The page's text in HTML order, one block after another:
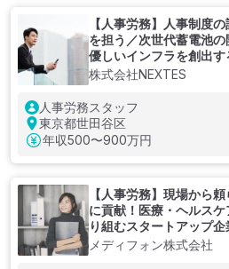
【人事労務】人事制度
を担う／次世代蓄電池
優しいインフラを創出
株式会社NEXTES
人事労務スタッフ
東京都世田谷区
年収500〜900万円
【人事労務】現場から
に貢献！医療・ヘルス
り組むスタートアップ企
メディフォン株式会社